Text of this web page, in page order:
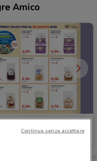
Amico
Continua senza accettare